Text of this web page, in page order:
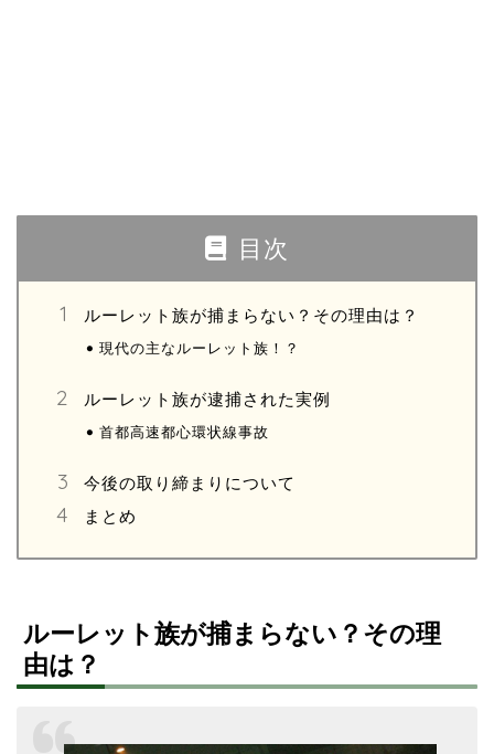
目次
ルーレット族が捕まらない？その理由は？
現代の主なルーレット族！？
ルーレット族が逮捕された実例
首都高速都心環状線事故
今後の取り締まりについて
まとめ
ルーレット族が捕まらない？その理
由は？